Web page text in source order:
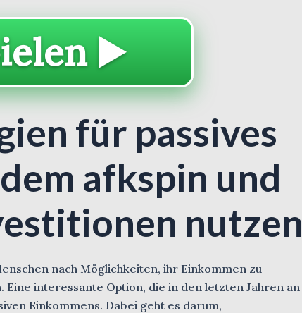
▶️
für passives
afkspin und
nutzen
nach Möglichkeiten, ihr Einkommen zu
interessante Option, die in den letzten Jahren an
Einkommens. Dabei geht es darum,